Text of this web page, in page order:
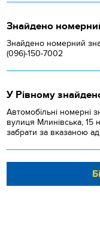
Знайдено
Знайдено номерний
(096)-150-7002
У Рівному
Автомобільні номерні
вулиця Млинівська, 15
забрати за вказаною